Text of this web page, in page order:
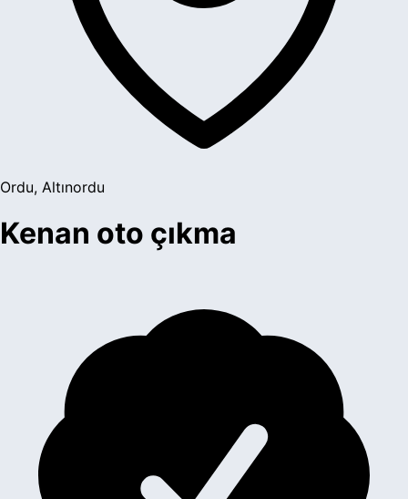
Ordu, Altınordu
Kenan oto çıkma